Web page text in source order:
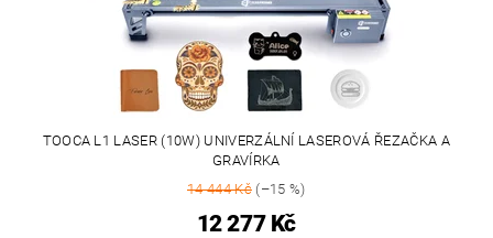
TOOCA L1 LASER (10W) UNIVERZÁLNÍ LASEROVÁ ŘEZAČKA A
GRAVÍRKA
14 444 Kč(–15 %)
12 277 Kč